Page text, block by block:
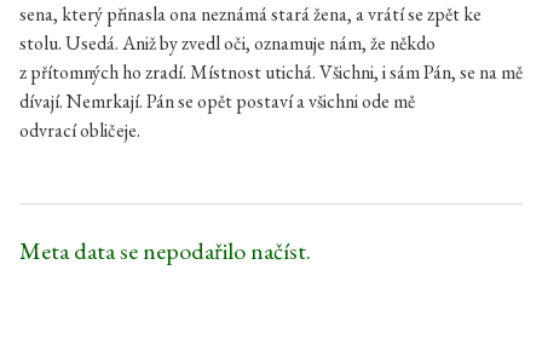
sena, který přinasla ona neznámá stará žena, a vrátí se zpět ke
stolu. Usedá. Aniž by zvedl oči, oznamuje nám, že někdo
z přítomných ho zradí. Místnost utichá. Všichni, i sám Pán, se na mě
dívají. Nemrkají. Pán se opět postaví a všichni ode mě
odvrací obličeje.
Meta data se nepodařilo načíst.